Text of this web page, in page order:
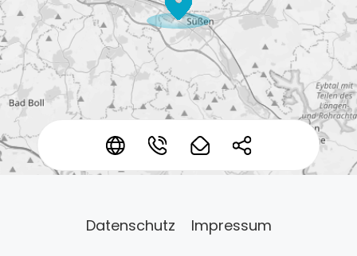
* * * *
Datenschutz Impressum